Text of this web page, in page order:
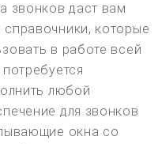
звонков даст вам
которые
в работе всей
любой
для звонков
окна со